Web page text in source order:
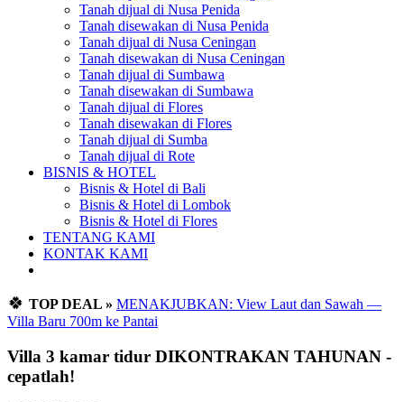
Tanah dijual di Nusa Penida
Tanah disewakan di Nusa Penida
Tanah dijual di Nusa Ceningan
Tanah disewakan di Nusa Ceningan
Tanah dijual di Sumbawa
Tanah disewakan di Sumbawa
Tanah dijual di Flores
Tanah disewakan di Flores
Tanah dijual di Sumba
Tanah dijual di Rote
BISNIS & HOTEL
Bisnis & Hotel di Bali
Bisnis & Hotel di Lombok
Bisnis & Hotel di Flores
TENTANG KAMI
KONTAK KAMI
🍀 TOP DEAL » MENAKJUBKAN: View Laut dan Sawah —
Villa Baru 700m ke Pantai
Villa 3 kamar tidur DIKONTRAKAN TAHUNAN -
cepatlah!